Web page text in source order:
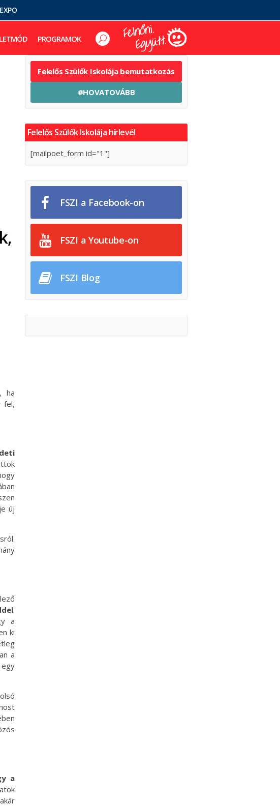
PROGRAMOK
ha
fel,
új
.
a
ki
a
a
Felelős Szülők Iskolája bemutatkozás
#HOVATOVÁBB
Felelős Szülők Iskolája hírlevél
[mailpoet_form id="1"]
FSZI a Facebook-on
FSZI a Youtube-on
FSZI Blog